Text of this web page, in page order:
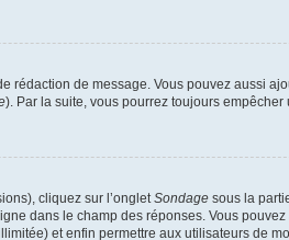
rédaction de message. Vous pouvez aussi
). Par la suite, vous pourrez toujours empêcher
cliquez sur l’onglet Sondage sous la
dans le champ des réponses. Vous
et enfin permettre aux utilisateurs de